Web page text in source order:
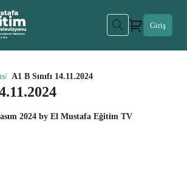
Giriş
A1 B Sınıfı 14.11.2024
2024 by El Mustafa Eğitim TV